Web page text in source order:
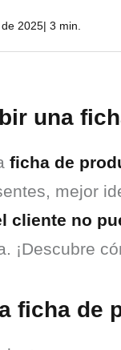
2025| 3 min.
una
ficha de
cliente no
¡Descubre
ficha de